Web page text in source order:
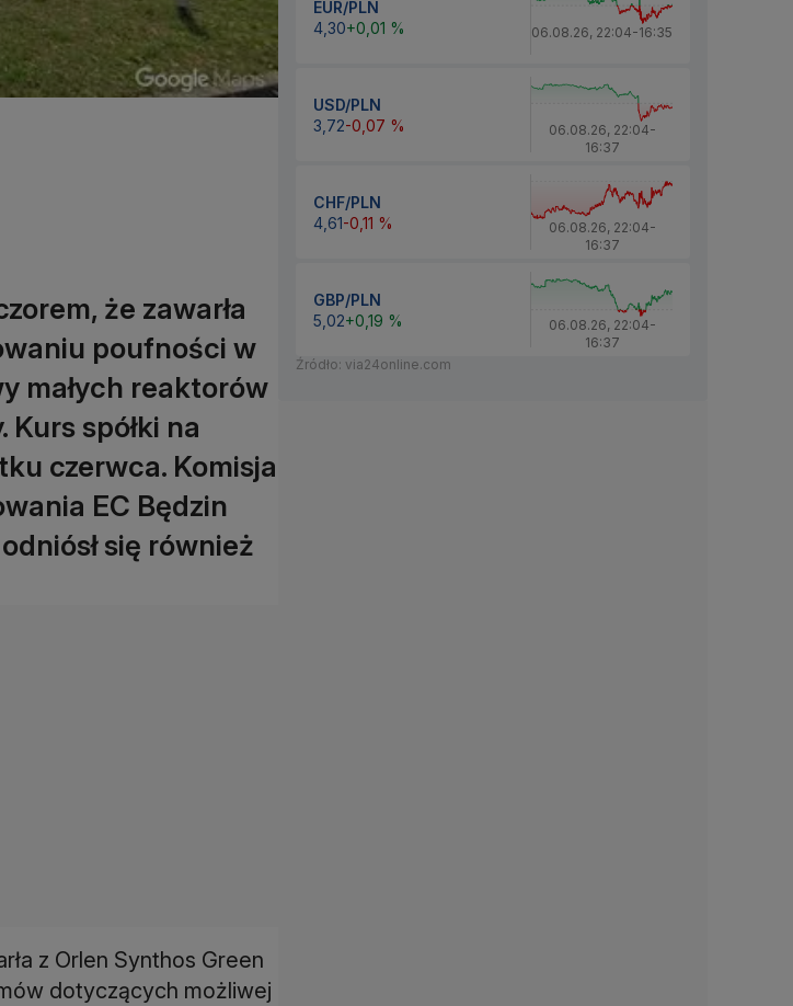
że zawarła
poufności w
małych reaktorów
spółki na
czerwca. Komisja
EC Będzin
się również
z Orlen Synthos Green
dotyczących możliwej
EUR/PLN
4,30+0,01 % 06.08.26, 22:04-16:35
USD/PLN
3,72-0,07 % 06.08.26, 22:04-
16:37
CHF/PLN
4,61-0,11 % 06.08.26, 22:04-
16:37
GBP/PLN
5,02+0,19 % 06.08.26, 22:04-
16:37
Źródło: via24online.com